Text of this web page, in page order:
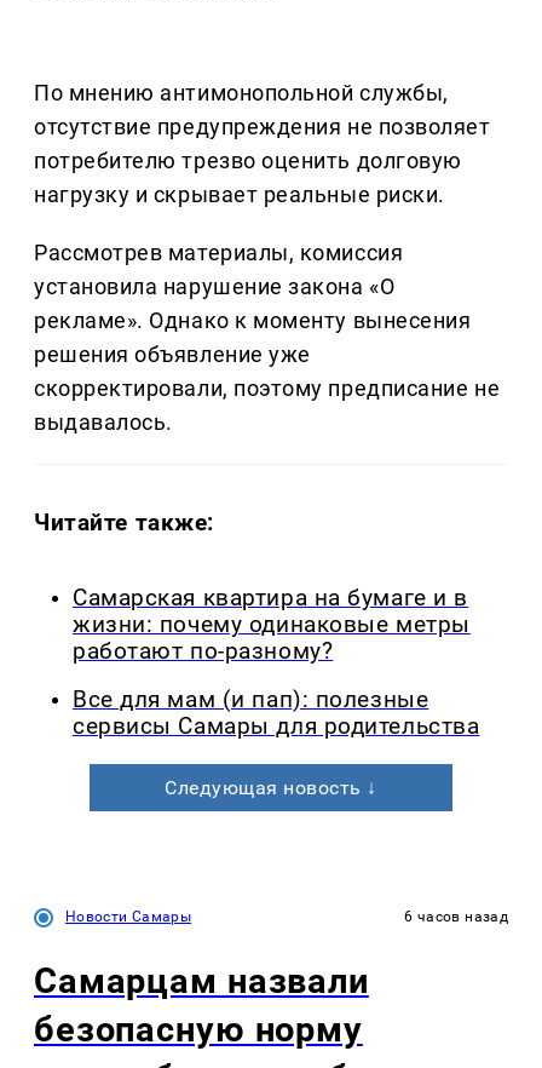
По мнению антимонопольной службы,
отсутствие предупреждения не позволяет
потребителю трезво оценить долговую
нагрузку и скрывает реальные риски.
Рассмотрев материалы, комиссия
установила нарушение закона «О
рекламе». Однако к моменту вынесения
решения объявление уже
скорректировали, поэтому предписание не
выдавалось.
Читайте также:
Самарская квартира на бумаге и в
жизни: почему одинаковые метры
работают по-разному?
Все для мам (и пап): полезные
сервисы Самары для родительства
Следующая новость ↓
Новости Самары 6 часов назад
Самарцам назвали
безопасную норму